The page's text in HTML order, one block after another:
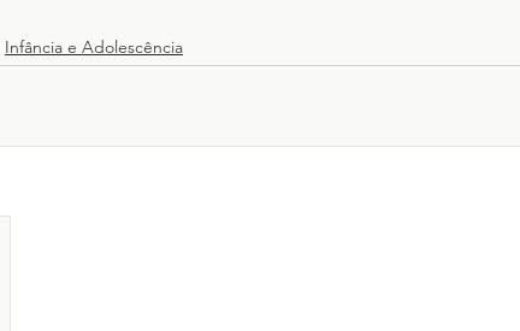
Infância e Adolescência